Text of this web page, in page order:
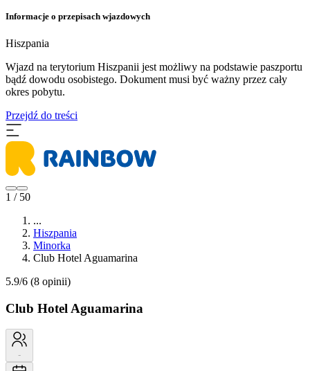
Informacje o przepisach wjazdowych
Hiszpania
​Wjazd na terytorium Hiszpanii jest możliwy na podstawie paszportu
bądź dowodu osobistego. Dokument musi być ważny przez cały
okres pobytu.
Przejdź do treści
1 / 50
...
Hiszpania
Minorka
Club Hotel Aguamarina
5.9/6 (8 opinii)
Club Hotel Aguamarina
-